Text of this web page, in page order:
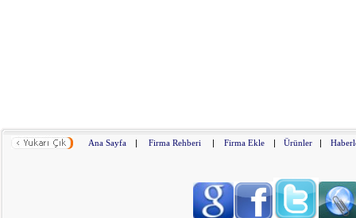
Ana Sayfa | Firma Rehberi | Firma Ekle | Ürünler |